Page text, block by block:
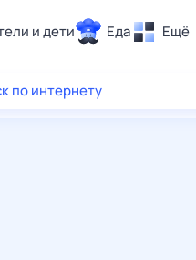
и дети Еда Ещё
Здоровье
по интернету